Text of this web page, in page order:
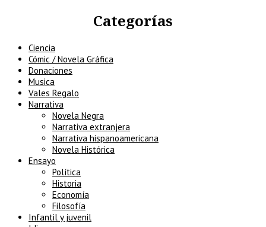
Categorías
Ciencia
Cómic / Novela Gráfica
Donaciones
Musica
Vales Regalo
Narrativa
Novela Negra
Narrativa extranjera
Narrativa hispanoamericana
Novela Histórica
Ensayo
Política
Historia
Economía
Filosofía
Infantil y juvenil